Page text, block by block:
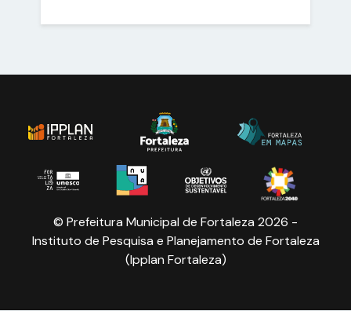
© Prefeitura Municipal de Fortaleza 2026 -
Instituto de Pesquisa e Planejamento de Fortaleza
(Ipplan Fortaleza)